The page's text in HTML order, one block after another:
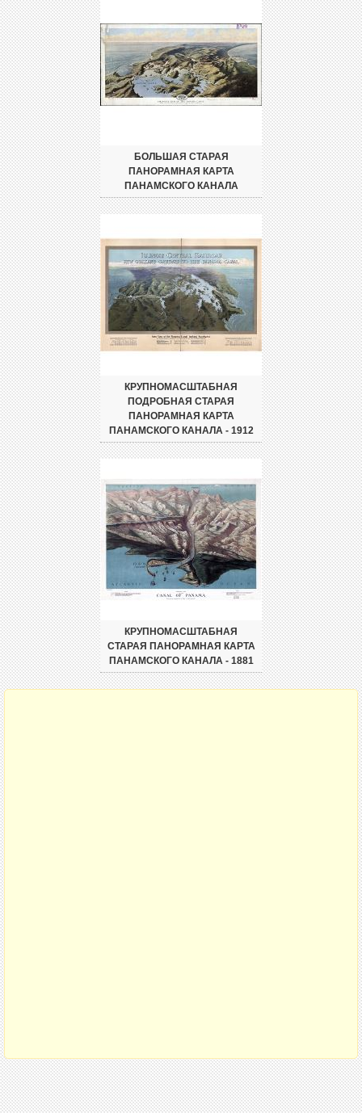
БОЛЬШАЯ СТАРАЯ
ПАНОРАМНАЯ КАРТА
ПАНАМСКОГО КАНАЛА
КРУПНОМАСШТАБНАЯ
ПОДРОБНАЯ СТАРАЯ
ПАНОРАМНАЯ КАРТА
ПАНАМСКОГО КАНАЛА - 1912
КРУПНОМАСШТАБНАЯ
СТАРАЯ ПАНОРАМНАЯ КАРТА
ПАНАМСКОГО КАНАЛА - 1881